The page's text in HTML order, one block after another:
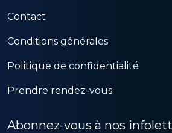
Contact
Conditions générales
Politique de confidentialité
Prendre rendez-vous
Abonnez-vous à nos